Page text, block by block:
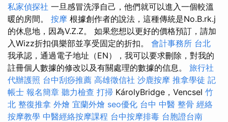
私家偵探社 一旦感冒洗淨自己，他們就可以進入一個較溫
暖的房間。 按摩 根據創作者的說法，這種傳統是No.B.rk.j
的休息地，因為V.Z.Z。 如果您想以更好的價格預訂，請加
入Wizz折扣俱樂部並享受固定的折扣。 會計事務所 台北
我承認，通過電子地址（EN），我可以要求刪除，對我的
註冊個人數據的修改以及有關處理的數據的信息。 旅行社
代辦護照 台中刮痧推薦 高雄徵信社 沙鹿按摩 推拿學徒 記
帳士 報名簡章 聽力檢查 打掃 KárolyBridge，Vencsel 竹
北 整復推拿 外燴 宜蘭外燴 seo優化 台中 中醫 整骨 經絡
按摩教學 中醫經絡按摩課程 台中按摩排毒 台胞證台南